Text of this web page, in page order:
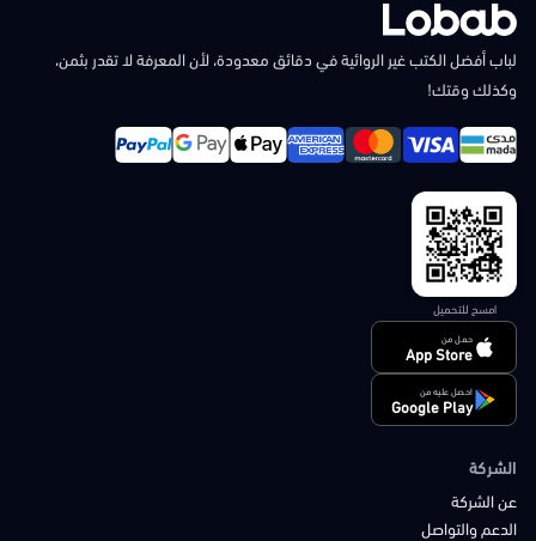
لباب أفضل الكتب غير الروائية في دقائق معدودة، لأن المعرفة لا تقدر بثمن،
وكذلك وقتك!
امسح للتحميل
حمل من
App Store
احصل عليه من
Google Play
الشركة
عن الشركة
الدعم والتواصل